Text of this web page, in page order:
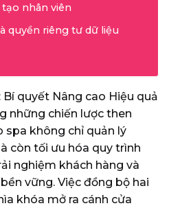
nhân viên
quyền riêng tư dữ liệu
Bí quyết Nâng cao Hiệu quả
những chiến lược then
spa không chỉ quản lý
còn tối ưu hóa quy trình
nghiệm khách hàng và
vững. Việc đồng bộ hai
khóa mở ra cánh cửa